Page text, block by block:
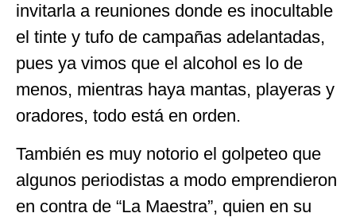
invitarla a reuniones donde es inocultable
el tinte y tufo de campañas adelantadas,
pues ya vimos que el alcohol es lo de
menos, mientras haya mantas, playeras y
oradores, todo está en orden.
También es muy notorio el golpeteo que
algunos periodistas a modo emprendieron
en contra de “La Maestra”, quien en su